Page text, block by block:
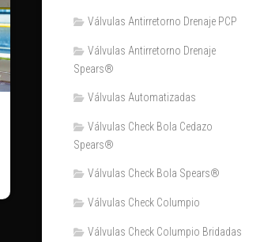
Válvulas Antirretorno Drenaje PCP
Válvulas Antirretorno Drenaje
Spears®
Válvulas Automatizadas
Válvulas Check Bola Cedazo
Spears®
Válvulas Check Bola Spears®
Válvulas Check Columpio
Válvulas Check Columpio Bridadas